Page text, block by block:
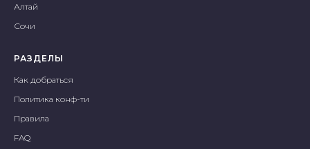
Алтай
Сочи
РАЗДЕЛЫ
Как добраться
Политика конф-ти
Правила
FAQ